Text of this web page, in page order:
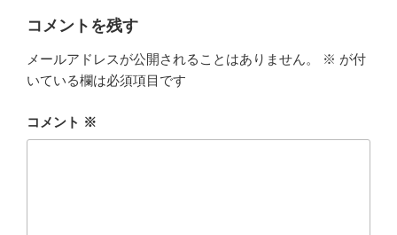
コメントを残す
メールアドレスが公開されることはありません。 ※ が付
いている欄は必須項目です
コメント ※